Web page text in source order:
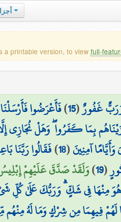
a printable version, to view full-
غَفُورٌ(
15
)فَأَعْرَضُوا فَأَرْسَلْنَا
بِمَا كَفَرُوا ۖ وَهَلْ نُجَازِي
آمِنِينَ(
18
)فَقَالُوا رَبَّنَا
(
19
)وَلَقَدْ صَدَّقَ عَلَيْهِمْ
هُوَ مِنْهَا فِي شَكٍّ ۗ وَرَبُّكَ عَلَىٰ كُلِّ
فِيهِمَا مِن شِرْكٍ وَمَا لَهُ مِنْهُم